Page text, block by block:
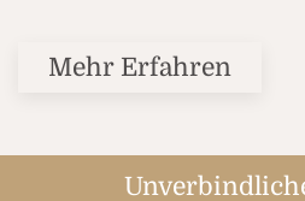
Mehr Erfahren